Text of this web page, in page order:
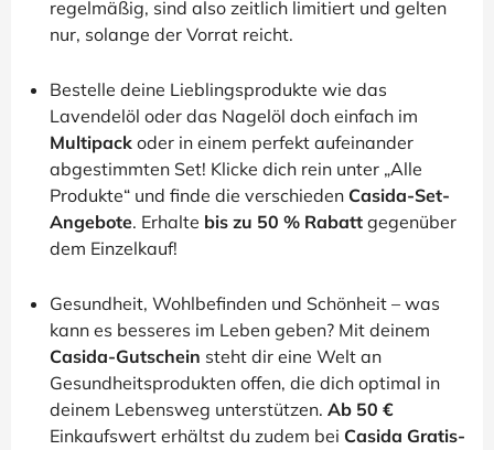
regelmäßig, sind also zeitlich limitiert und gelten
nur, solange der Vorrat reicht.
Bestelle deine Lieblingsprodukte wie das
Lavendelöl oder das Nagelöl doch einfach im
Multipack oder in einem perfekt aufeinander
abgestimmten Set! Klicke dich rein unter „Alle
Produkte“ und finde die verschieden Casida-Set-
Angebote. Erhalte bis zu 50 % Rabatt gegenüber
dem Einzelkauf!
Gesundheit, Wohlbefinden und Schönheit – was
kann es besseres im Leben geben? Mit deinem
Casida-Gutschein steht dir eine Welt an
Gesundheitsprodukten offen, die dich optimal in
deinem Lebensweg unterstützen. Ab 50 €
Einkaufswert erhältst du zudem bei Casida Gratis-